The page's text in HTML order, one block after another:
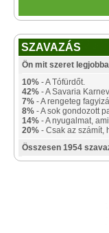
SZAVAZÁS
Ön mit szeret
10% - A Tófürdőt.
42% - A Savaria
7% - A rengeteg
8% - A sok gondozott
14% - A nyugalmat,
20% - Csak az számít,
Összesen 1954